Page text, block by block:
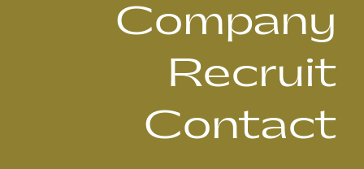
Company
Recruit
Contact